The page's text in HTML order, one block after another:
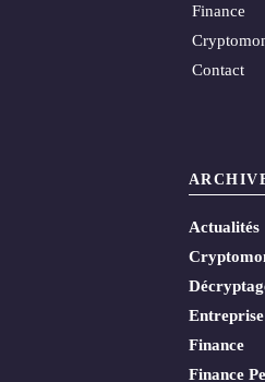
Finance
Contact
Actualités
Entreprise
Finance
Finance